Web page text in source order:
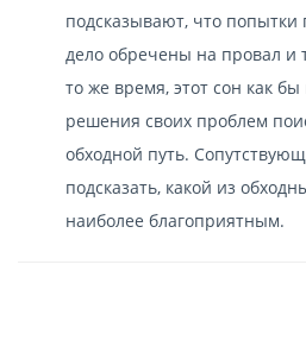
подсказывают, что попытки
дело обречены на провал и
то же время, этот сон как
решения своих проблем
обходной путь.
подсказать, какой из
наиболее благоприятным.